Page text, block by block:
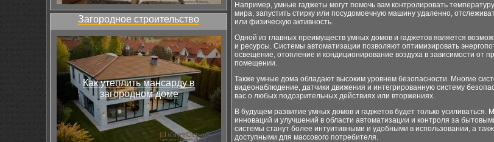
Загородное строительство
Как утеплить мансарду в
загородном доме
Например, умные гаджеты могут помочь вам контролировать
мира, запустить стирку или посудомоечную машину удаленно,
или физическую активность.
Одной из главных преимуществ умных домов и гаджетов является
и ресурсы. Системы автоматизации позволяют оптимизировать
освещение, отопление и кондиционирование воздуха в зависимости от
помещении.
Также умные дома обладают высоким уровнем безопасности. Многие
видеонаблюдение, датчики движения и интегрированную систему
вас о любых подозрительных действиях или вторжениях.
В будущем развитие умных домов и гаджетов будет только
инноваций и улучшений в области автоматизации и контроля за
системы станут более интуитивными и удобными в использовании, а
доступными для массового потребителя.